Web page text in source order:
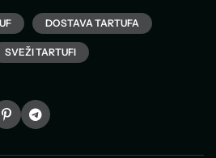
DOSTAVA TARTUFA
SVEŽI TARTUFI